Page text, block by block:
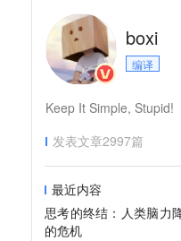
boxi
编译
Keep It Simple, Stupid!
发表文章2997篇
最近内容
思考的终结：人类脑力
的危机